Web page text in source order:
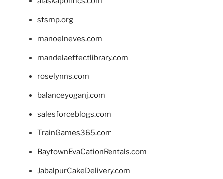
stsmp.org
manoelneves.com
mandelaeffectlibrary.com
roselynns.com
balanceyoganj.com
salesforceblogs.com
TrainGames365.com
BaytownEvaCationRentals.com
JabalpurCakeDelivery.com